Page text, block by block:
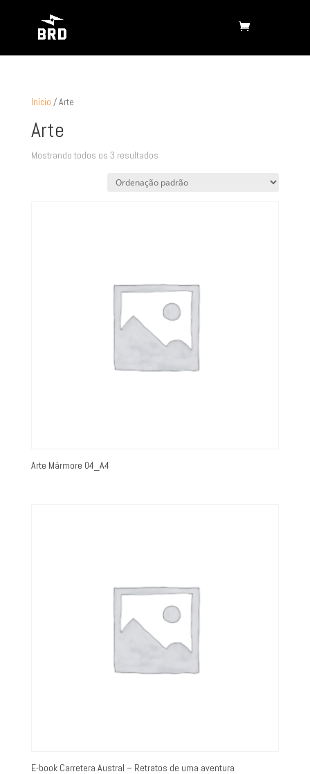
Início / Arte
Arte
Mostrando todos os 3 resultados
Arte Mármore 04_A4
E-book Carretera Austral – Retratos de uma aventura